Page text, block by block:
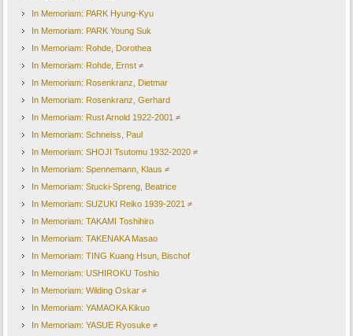
In Memoriam: PARK Hyung-Kyu
In Memoriam: PARK Young Suk
In Memoriam: Rohde, Dorothea
In Memoriam: Rohde, Ernst ≠
In Memoriam: Rosenkranz, Dietmar
In Memoriam: Rosenkranz, Gerhard
In Memoriam: Rust Arnold 1922-2001 ≠
In Memoriam: Schneiss, Paul
In Memoriam: SHOJI Tsutomu 1932-2020 ≠
In Memoriam: Spennemann, Klaus ≠
In Memoriam: Stucki-Spreng, Beatrice
In Memoriam: SUZUKI Reiko 1939-2021 ≠
In Memoriam: TAKAMI Toshihiro
In Memoriam: TAKENAKA Masao
In Memoriam: TING Kuang Hsun, Bischof
In Memoriam: USHIROKU Toshio
In Memoriam: Wilding Oskar ≠
In Memoriam: YAMAOKA Kikuo
In Memoriam: YASUE Ryosuke ≠